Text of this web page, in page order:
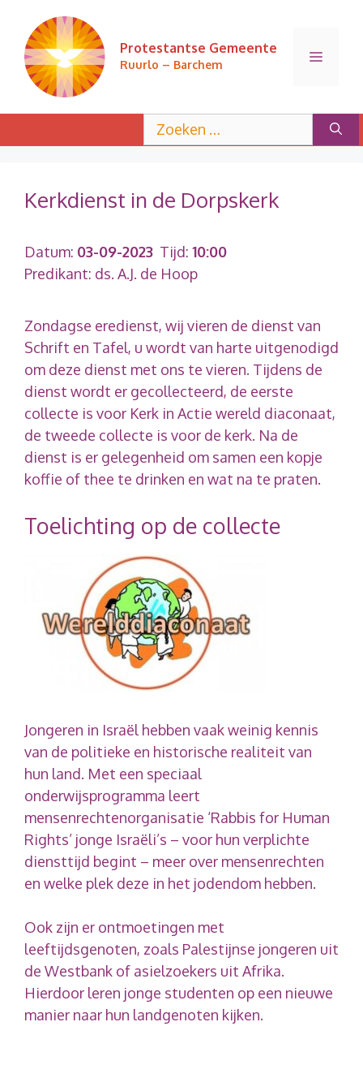
inhoud
Protestantse Gemeente
Ruurlo – Barchem
Menu
naar:
Kerkdienst in de Dorpskerk
Datum: 03-09-2023 Tijd: 10:00
Predikant: ds. A.J. de Hoop
Zondagse eredienst, wij vieren de dienst van
Schrift en Tafel, u wordt van harte uitgenodigd
om deze dienst met ons te vieren. Tijdens de
dienst wordt er gecollecteerd, de eerste
collecte is voor Kerk in Actie wereld diaconaat,
de tweede collecte is voor de kerk. Na de
dienst is er gelegenheid om samen een kopje
koffie of thee te drinken en wat na te praten.
Toelichting op de collecte
Jongeren in Israël hebben vaak weinig kennis
van de politieke en historische realiteit van
hun land. Met een speciaal
onderwijsprogramma leert
mensenrechtenorganisatie ‘Rabbis for Human
Rights’ jonge Israëli’s – voor hun verplichte
diensttijd begint – meer over mensenrechten
en welke plek deze in het jodendom hebben.
Ook zijn er ontmoetingen met
leeftijdsgenoten, zoals Palestijnse jongeren uit
de Westbank of asielzoekers uit Afrika.
Hierdoor leren jonge studenten op een nieuwe
manier naar hun landgenoten kijken.